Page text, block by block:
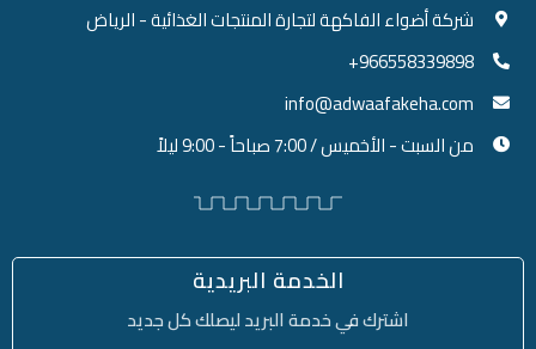
شركة أضواء الفاكهة لتجارة المنتجات الغذائية - الرياض
966558339898+
info@adwaafakeha.com
من السبت - الأخميس / 7:00 صباحاً - 9:00 ليلاً
الخدمة البريدية
اشترك في خدمة البريد ليصلك كل جديد